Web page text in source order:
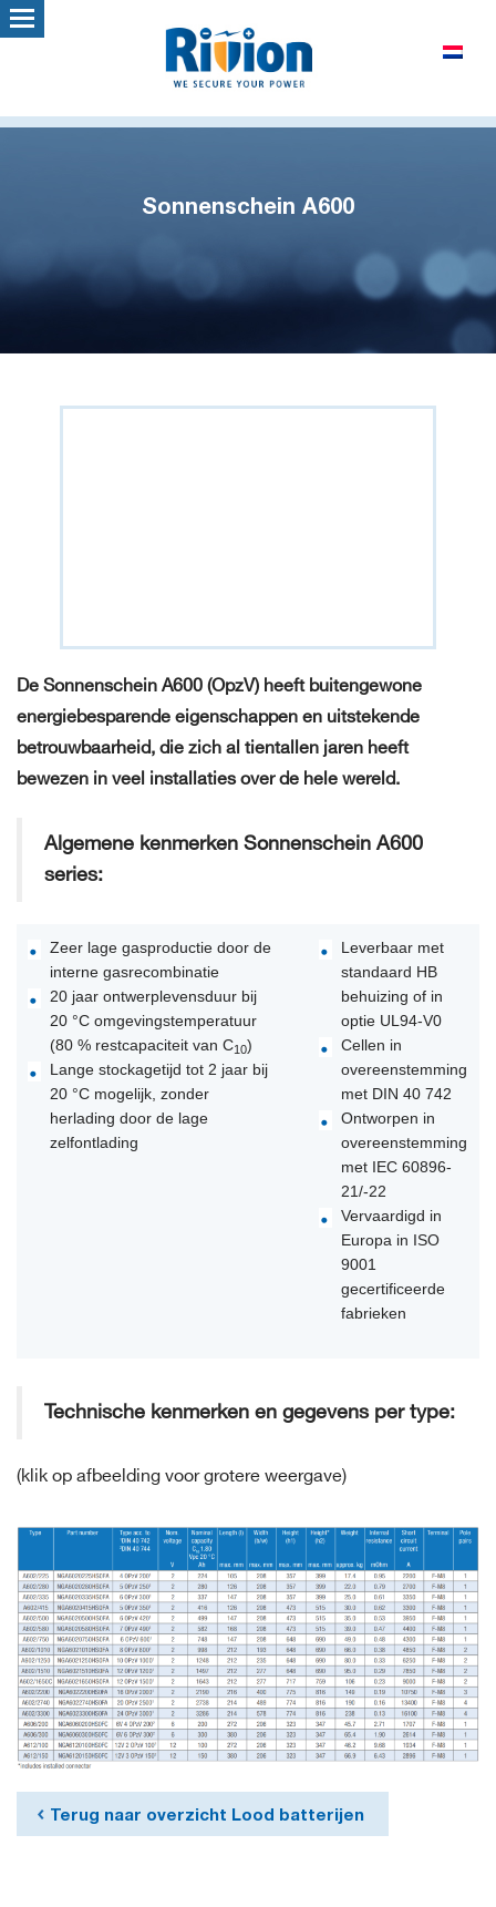
Sonnenschein A600
De Sonnenschein A600 (OpzV) heeft buitengewone
energiebesparende eigenschappen en uitstekende
betrouwbaarheid, die zich al tientallen jaren heeft
bewezen in veel installaties over de hele wereld.
Algemene kenmerken Sonnenschein A600
series:
Zeer lage gasproductie door de
interne gasrecombinatie
20 jaar ontwerplevensduur bij
20 °C omgevingstemperatuur
(80 % restcapaciteit van C10)
Lange stockagetijd tot 2 jaar bij
20 °C mogelijk, zonder
herlading door de lage
zelfontlading
Leverbaar met
standaard HB
behuizing of in
optie UL94-V0
Cellen in
overeenstemming
met DIN 40 742
Ontworpen in
overeenstemming
met IEC 60896-
21/-22
Vervaardigd in
Europa in ISO
9001
gecertificeerde
fabrieken
Technische kenmerken en gegevens per type:
(klik op afbeelding voor grotere weergave)
Terug naar overzicht Lood batterijen